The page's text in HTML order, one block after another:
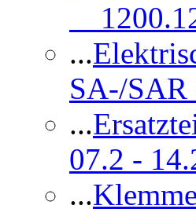
...
SA-/SAR
...
07.2 -
...